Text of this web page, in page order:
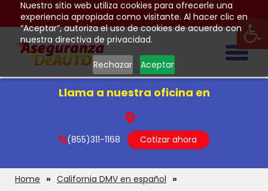
Nuestro sitio web utiliza cookies para ofrecerle una
experiencia apropiada como visitante. Al hacer clic en
“Aceptar”, autoriza el uso de cookies de acuerdo con
nuestra directiva de privacidad.
Rechazar Aceptar
Llama a nuestra oficina en
(855)311-1168 Cotizar ahora
Home
California DMV en español